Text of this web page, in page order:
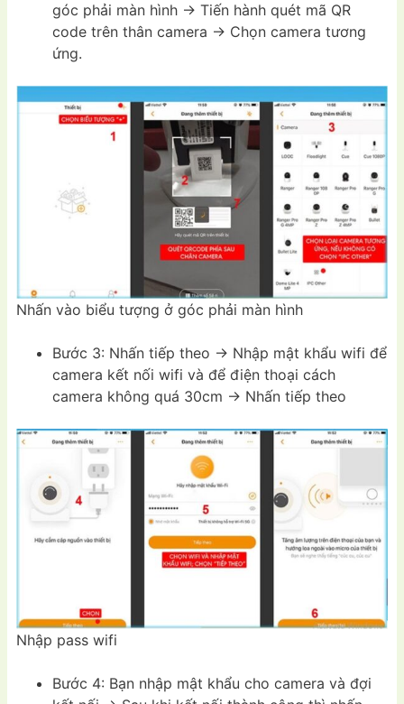
góc phải màn hình -> Tiến hành quét mã QR
code trên thân camera -> Chọn camera tương
ứng.
Nhấn vào biểu tượng ở góc phải màn hình
Bước 3: Nhấn tiếp theo -> Nhập mật khẩu wifi để
camera kết nối wifi và để điện thoại cách
camera không quá 30cm -> Nhấn tiếp theo
Nhập pass wifi
Bước 4: Bạn nhập mật khẩu cho camera và đợi